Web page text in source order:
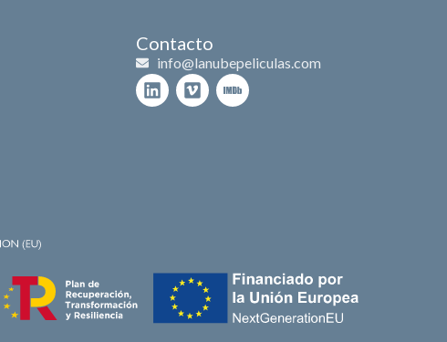
Contacto
info@lanubepeliculas.com